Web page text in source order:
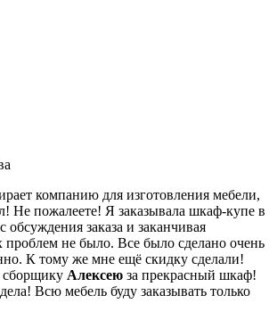
компанию для изготовления мебели,
Не пожалеете! Я заказывала шкаф-купе в
заказа и заканчивая
не было. Все было сделано очень
К тому же мне ещё скидку сделали!
сборщику Алексею за прекрасный шкаф!
Всю мебель буду заказывать только